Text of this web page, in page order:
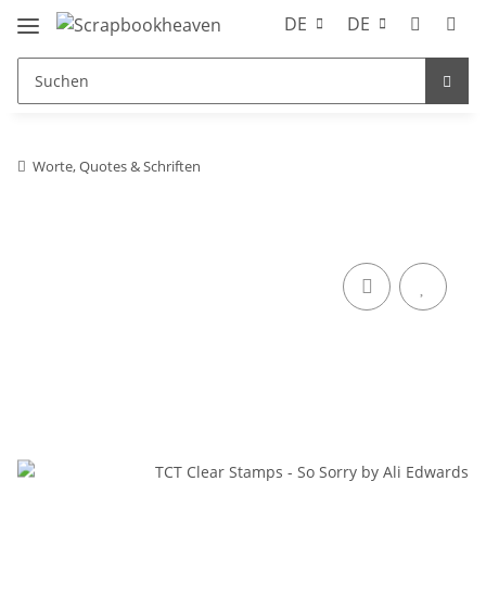
DE DE
Worte, Quotes & Schriften